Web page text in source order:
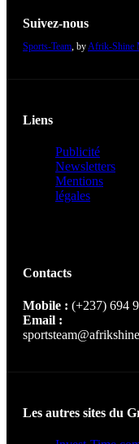
Suivez-nous
Sports-Team , by Afrik-Shine
Liens
Publicité
Newsletters
Mentions
légales
Contacts
Mobile : (+237) 694
Email :
Les autres sites du